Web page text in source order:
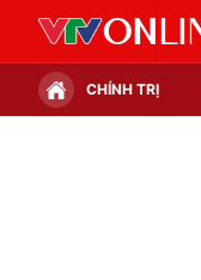
CHÍNH TRỊ